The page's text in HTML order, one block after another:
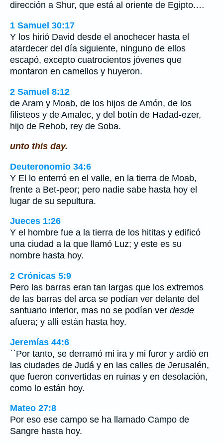
dirección a Shur, que está al oriente de Egipto.…
1 Samuel 30:17
Y los hirió David desde el anochecer hasta el
atardecer del día siguiente, ninguno de ellos
escapó, excepto cuatrocientos jóvenes que
montaron en camellos y huyeron.
2 Samuel 8:12
de Aram y Moab, de los hijos de Amón, de los
filisteos y de Amalec, y del botín de Hadad-ezer,
hijo de Rehob, rey de Soba.
unto this day.
Deuteronomio 34:6
Y El lo enterró en el valle, en la tierra de Moab,
frente a Bet-peor; pero nadie sabe hasta hoy el
lugar de su sepultura.
Jueces 1:26
Y el hombre fue a la tierra de los hititas y edificó
una ciudad a la que llamó Luz; y este es su
nombre hasta hoy.
2 Crónicas 5:9
Pero las barras eran tan largas que los extremos
de las barras del arca se podían ver delante del
santuario interior, mas no se podían ver desde
afuera; y allí están hasta hoy.
Jeremías 44:6
``Por tanto, se derramó mi ira y mi furor y ardió en
las ciudades de Judá y en las calles de Jerusalén,
que fueron convertidas en ruinas y en desolación,
como lo están hoy.
Mateo 27:8
Por eso ese campo se ha llamado Campo de
Sangre hasta hoy.